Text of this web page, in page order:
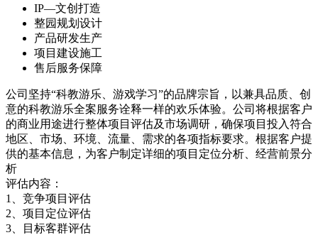
IP—文创打造
整园规划设计
产品研发生产
项目建设施工
售后服务保障
公司坚持“科教游乐、游戏学习”的品牌宗旨，以兼具品质、创
意的科教游乐全案服务诠释一样的欢乐体验。公司将根据客户
的商业用途进行整体项目评估及市场调研，确保项目投入符合
地区、市场、环境、流量、需求的各项指标要求。根据客户提
供的基本信息，为客户制定详细的项目定位分析、经营前景分
析
评估内容：
1、竞争项目评估
2、项目定位评估
3、目标客群评估